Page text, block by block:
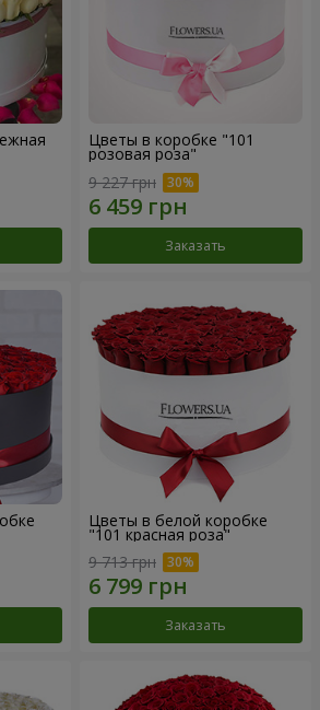
Цветы в коробке "101
розовая роза"
9 227 грн
Заказать
Цветы в белой коробке
"101 красная роза"
9 713 грн
Заказать